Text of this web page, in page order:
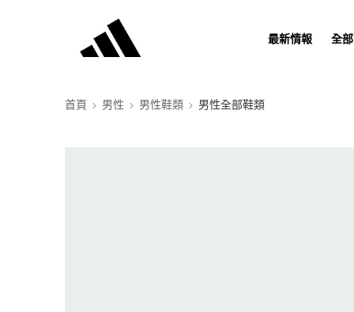
最新情報 全
首頁 男性 男性鞋類 男性全部鞋類